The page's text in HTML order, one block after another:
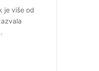
je više od